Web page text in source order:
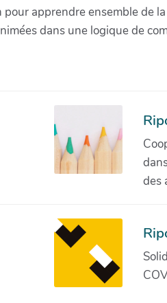
apprendre ensemble de
dans une logique de
des